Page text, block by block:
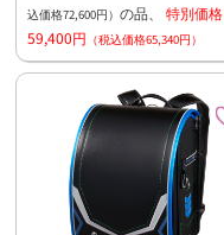
込価格72,600円） の品、 特別価格
59,400円 （税込価格65,340円）